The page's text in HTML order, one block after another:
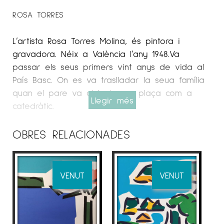
ROSA TORRES
L’artista Rosa Torres Molina, és pintora i
gravadora. Néix a València l’any 1948.Va
passar els seus primers vint anys de vida al
País Basc. On es va traslladar la seua família
quan el pare va obtenir una plaça com a
catedràtic.
La seua obra està exempta de falses
pretensions. Al llarg de la seua extensa
trajectòria s’ha mantingut fidel a un llenguatge
personal i inconfusible. Des dels seus inicis
sempre ha basat la pintura en imatges reals
ben siguen paisatges, animals salvatge i/o
composicions clàssiques.
Llegir més
OBRES RELACIONADES
VENUT VENUT